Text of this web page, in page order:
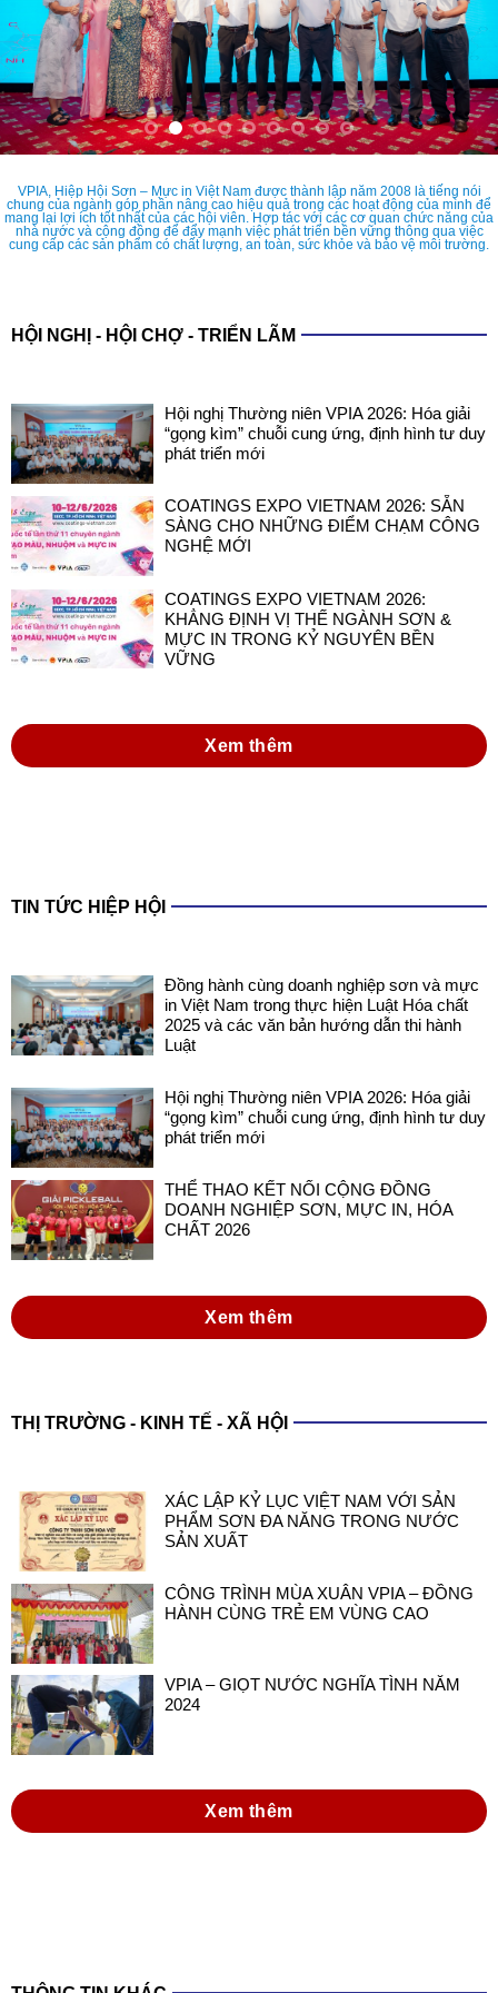
VPIA, Hiệp Hội Sơn – Mực in Việt Nam được thành lập năm 2008 là tiếng nói
chung của ngành góp phần nâng cao hiệu quả trong các hoạt động của mình để
mang lại lợi ích tốt nhất của các hội viên. Hợp tác với các cơ quan chức năng của
nhà nước và cộng đồng để đẩy mạnh việc phát triển bền vững thông qua việc
cung cấp các sản phẩm có chất lượng, an toàn, sức khỏe và bảo vệ môi trường.
HỘI NGHỊ - HỘI CHỢ - TRIỂN LÃM
Hội nghị Thường niên VPIA 2026: Hóa giải
“gọng kìm” chuỗi cung ứng, định hình tư duy
phát triển mới
COATINGS EXPO VIETNAM 2026: SẴN
SÀNG CHO NHỮNG ĐIỂM CHẠM CÔNG
NGHỆ MỚI
COATINGS EXPO VIETNAM 2026:
KHẲNG ĐỊNH VỊ THẾ NGÀNH SƠN &
MỰC IN TRONG KỶ NGUYÊN BỀN
VỮNG
Xem thêm
TIN TỨC HIỆP HỘI
Đồng hành cùng doanh nghiệp sơn và mực
in Việt Nam trong thực hiện Luật Hóa chất
2025 và các văn bản hướng dẫn thi hành
Luật
Hội nghị Thường niên VPIA 2026: Hóa giải
“gọng kìm” chuỗi cung ứng, định hình tư duy
phát triển mới
THỂ THAO KẾT NỐI CỘNG ĐỒNG
DOANH NGHIỆP SƠN, MỰC IN, HÓA
CHẤT 2026
Xem thêm
THỊ TRƯỜNG - KINH TẾ - XÃ HỘI
XÁC LẬP KỶ LỤC VIỆT NAM VỚI SẢN
PHẨM SƠN ĐA NĂNG TRONG NƯỚC
SẢN XUẤT
CÔNG TRÌNH MÙA XUÂN VPIA – ĐỒNG
HÀNH CÙNG TRẺ EM VÙNG CAO
VPIA – GIỌT NƯỚC NGHĨA TÌNH NĂM
2024
Xem thêm